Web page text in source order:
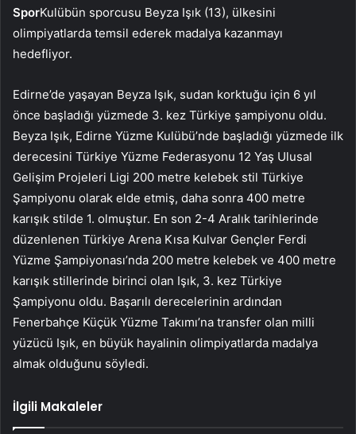
SporKulübün sporcusu Beyza Işık (13), ülkesini
olimpiyatlarda temsil ederek madalya kazanmayı
hedefliyor.
Edirne’de yaşayan Beyza Işık, sudan korktuğu için 6 yıl
önce başladığı yüzmede 3. kez Türkiye şampiyonu oldu.
Beyza Işık, Edirne Yüzme Kulübü’nde başladığı yüzmede ilk
derecesini Türkiye Yüzme Federasyonu 12 Yaş Ulusal
Gelişim Projeleri Ligi 200 metre kelebek stil Türkiye
Şampiyonu olarak elde etmiş, daha sonra 400 metre
karışık stilde 1. olmuştur. En son 2-4 Aralık tarihlerinde
düzenlenen Türkiye Arena Kısa Kulvar Gençler Ferdi
Yüzme Şampiyonası’nda 200 metre kelebek ve 400 metre
karışık stillerinde birinci olan Işık, 3. kez Türkiye
Şampiyonu oldu. Başarılı derecelerinin ardından
Fenerbahçe Küçük Yüzme Takımı’na transfer olan milli
yüzücü Işık, en büyük hayalinin olimpiyatlarda madalya
almak olduğunu söyledi.
İlgili Makaleler